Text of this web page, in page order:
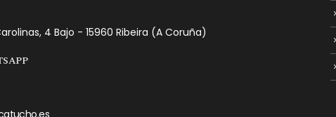
4 Bajo - 15960 Ribeira (A Coruña)